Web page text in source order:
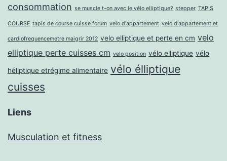
consommation se muscle t-on avec le vélo elliptique? stepper TAPIS
COURSE tapis de course cuisse forum velo d'appartement velo d'appartement et
cardiofrequencemetre maigrir 2012 velo elliptique et perte en cm velo
elliptique perte cuisses cm velo position vélo elliptique vélo
héliptique etrégime alimentaire vélo élliptique
cuisses
Liens
Musculation et fitness